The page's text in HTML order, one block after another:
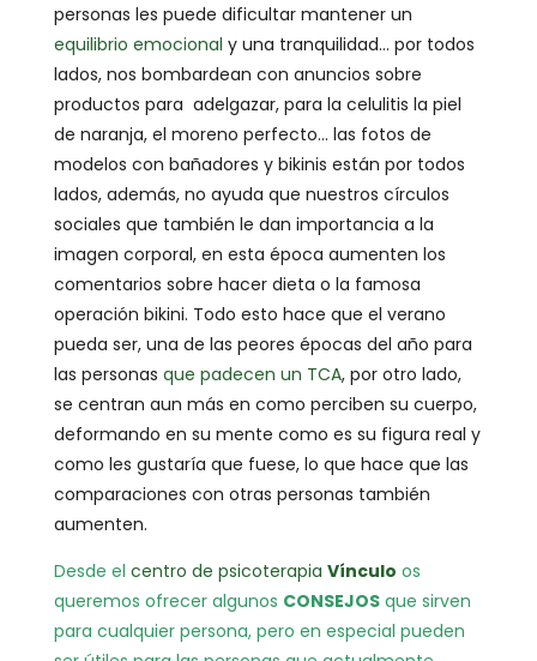
personas les puede dificultar mantener un
equilibrio emocional y una tranquilidad… por todos
lados, nos bombardean con anuncios sobre
productos para adelgazar, para la celulitis la piel
de naranja, el moreno perfecto… las fotos de
modelos con bañadores y bikinis están por todos
lados, además, no ayuda que nuestros círculos
sociales que también le dan importancia a la
imagen corporal, en esta época aumenten los
comentarios sobre hacer dieta o la famosa
operación bikini. Todo esto hace que el verano
pueda ser, una de las peores épocas del año para
las personas que padecen un TCA, por otro lado,
se centran aun más en como perciben su cuerpo,
deformando en su mente como es su figura real y
como les gustaría que fuese, lo que hace que las
comparaciones con otras personas también
aumenten.
Desde el centro de psicoterapia Vínculo os
queremos ofrecer algunos CONSEJOSque sirven
para cualquier persona, pero en especial pueden